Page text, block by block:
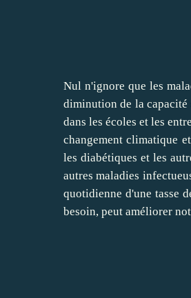
Nul n'ignore que les
diminution de la capacité
dans les écoles et les
changement climatique
les diabétiques et les
autres maladies
quotidienne d'une tasse
besoin, peut améliorer